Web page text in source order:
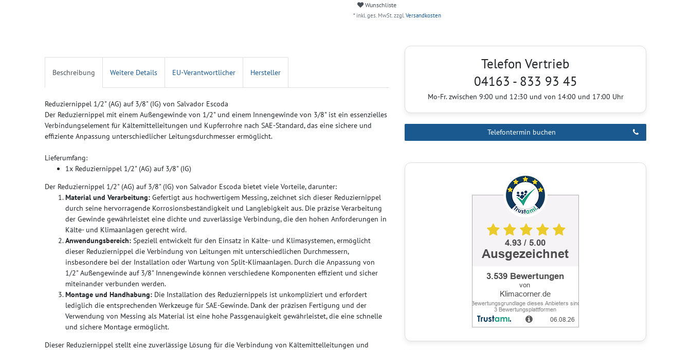
Wunschliste
* inkl. ges. MwSt. zzgl.Versandkosten
Beschreibung Weitere Details EU-Verantwortlicher Hersteller
Reduziernippel 1/2" (AG) auf 3/8" (IG) von Salvador Escoda
Der Reduziernippel mit einem Außengewinde von 1/2" und einem Innengewinde von 3/8" ist ein essenzielles
Verbindungselement für Kältemittelleitungen und Kupferrohre nach SAE-Standard, das eine sichere und
effiziente Anpassung unterschiedlicher Leitungsdurchmesser ermöglicht.
Lieferumfang:
1x Reduziernippel 1/2" (AG) auf 3/8" (IG)
Der Reduziernippel 1/2" (AG) auf 3/8" (IG) von Salvador Escoda bietet viele Vorteile, darunter:
Material und Verarbeitung: Gefertigt aus hochwertigem Messing, zeichnet sich dieser Reduziernippel
durch seine hervorragende Korrosionsbeständigkeit und Langlebigkeit aus. Die präzise Verarbeitung
der Gewinde gewährleistet eine dichte und zuverlässige Verbindung, die den hohen Anforderungen in
Kälte- und Klimaanlagen gerecht wird.
Anwendungsbereich: Speziell entwickelt für den Einsatz in Kälte- und Klimasystemen, ermöglicht
dieser Reduziernippel die Verbindung von Leitungen mit unterschiedlichen Durchmessern,
insbesondere bei der Installation oder Wartung von Split-Klimaanlagen. Durch die Anpassung von
1/2" Außengewinde auf 3/8" Innengewinde können verschiedene Komponenten effizient und sicher
miteinander verbunden werden.
Montage und Handhabung: Die Installation des Reduziernippels ist unkompliziert und erfordert
lediglich die entsprechenden Werkzeuge für SAE-Gewinde. Dank der präzisen Fertigung und der
Verwendung von Messing als Material ist eine hohe Passgenauigkeit gewährleistet, die eine schnelle
und sichere Montage ermöglicht.
Dieser Reduziernippel stellt eine zuverlässige Lösung für die Verbindung von Kältemittelleitungen und
Telefon Vertrieb
04163 - 833 93 45
Mo-Fr. zwischen 9:00 und 12:30 und von 14:00 und 17:00 Uhr
Telefontermin buchen